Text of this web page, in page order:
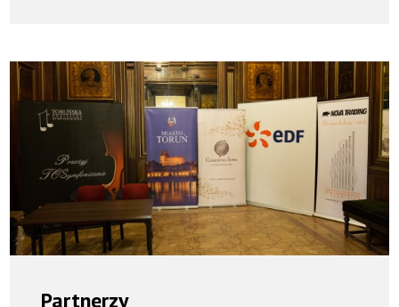
ORGANIZACYJNY
Partnerzy